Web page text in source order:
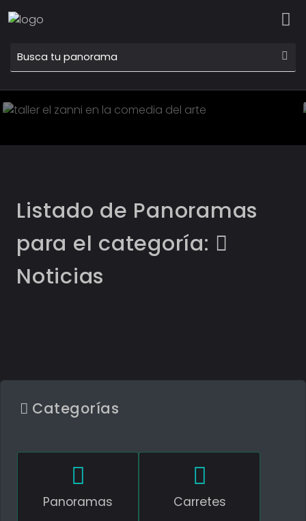
01 SEP
Listado de Panoramas
para el categoría:
Noticias
Categorías
Panoramas Carretes